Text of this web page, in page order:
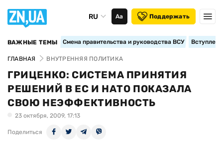
RU Аа Поддержать
ВАЖНЫЕ ТЕМЫ Смена правительства и руководства ВСУ
ГЛАВНАЯ ВНУТРЕННЯЯ ПОЛИТИКА
ГРИЦЕНКО: СИСТЕМА ПРИНЯТИЯ
РЕШЕНИЙ В ЕС И НАТО ПОКАЗАЛА
СВОЮ НЕЭФФЕКТИВНОСТЬ
23 октября, 2009, 17:13
Поделиться